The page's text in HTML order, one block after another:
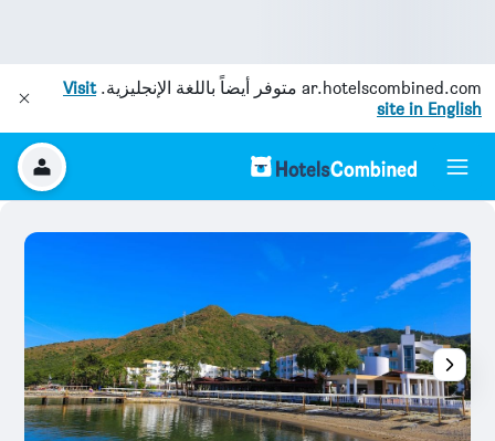
ar.hotelscombined.com متوفر أيضاً باللغة الإنجليزية.Visit
site in English